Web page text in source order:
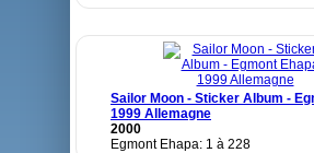
Sailor Moon - Sticker Album -
1999 Allemagne
2000
Egmont Ehapa: 1 à 228